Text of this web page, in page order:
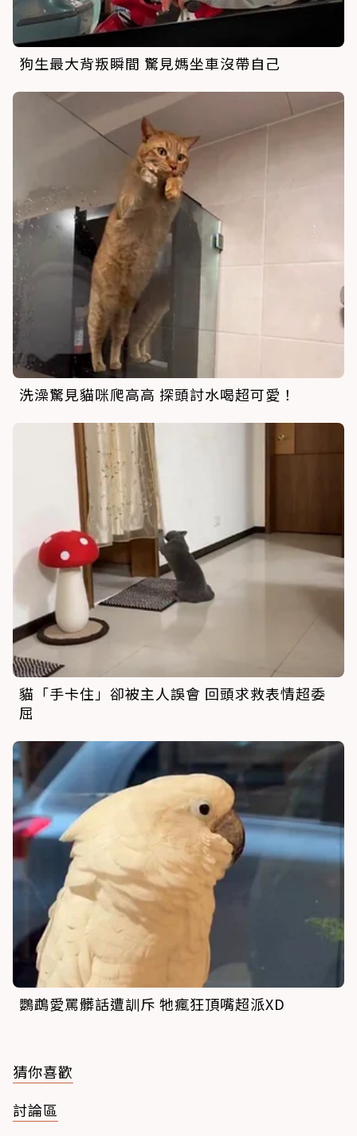
狗生最大背叛瞬間 驚見媽坐車沒帶自己
洗澡驚見貓咪爬高高 探頭討水喝超可愛！
貓「手卡住」卻被主人誤會 回頭求救表情超委
屈
鸚鵡愛罵髒話遭訓斥 牠瘋狂頂嘴超派XD
猜你喜歡
討論區